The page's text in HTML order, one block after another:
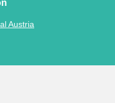
Austria